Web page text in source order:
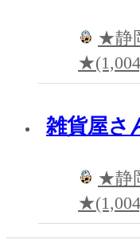
★静
雑貨屋さ
★静